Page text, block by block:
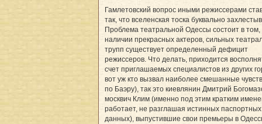
Гамлетовский вопрос иными режиссерами
так, что вселенская тоска буквально
Проблема театральной Одессы состоит в том,
наличии прекрасных актеров, сильных
трупп существует определенный дефицит
режиссеров. Что делать, приходится
счет приглашаемых специалистов из других
вот уж кто вызвал наиболее смешанные
по Баэру), так это киевлянин Дмитрий
москвич Клим (именно под этим кратким
работает, не разглашая истинных паспортных
данных), выпустившие свои премьеры в